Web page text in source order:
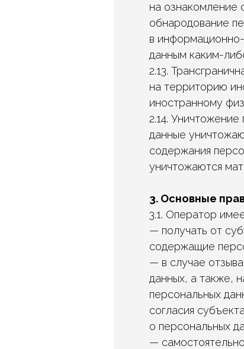
на ознакомление
обнародование
в
данным каким-
2.13.
на территорию
иностранному
2.14.
данные
содержания
уничтожаются
3. Основные
3.1. Оператор
— получать от
содержащие
— в случае
данных, а также,
персональных
согласия
о персональных
—